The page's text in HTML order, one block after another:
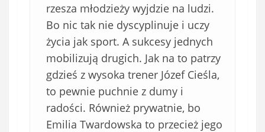
rzesza młodzieży wyjdzie na ludzi.
Bo nic tak nie dyscyplinuje i uczy
życia jak sport. A sukcesy jednych
mobilizują drugich. Jak na to patrzy
gdzieś z wysoka trener Józef Cieśla,
to pewnie puchnie z dumy i
radości. Również prywatnie, bo
Emilia Twardowska to przecież jego